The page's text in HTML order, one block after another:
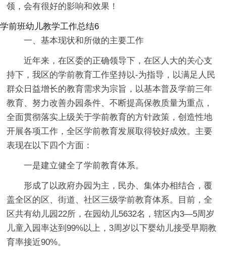
领，会有很好的影响和效果！
学前班幼儿教学工作总结6
一、基本现状和所做的主要工作
近年来，在区委的正确领导下，在区人大的关心支
持下，我区的学前教育工作坚持以-为指导，以满足人民
群众日益增长的教育需求为宗旨，以基本普及学前三年
教育、努力改善办园条件、不断提高保教质量为重点，
全面贯彻落实上级关于学前教育的方针政策，创造性地
开展各项工作，全区学前教育发展取得较好成效。主要
表现在以下四个方面：
一是建立健全了学前教育体系。
形成了以政府办园为主，民办、集体办相结合，覆
盖全区的区、街道、社区三级学前教育体系。目前，全
区共有幼儿园22所，在园幼儿5632名，辖区内3—5周岁
儿童入园率达到99%以上，3周岁以下婴幼儿接受早期教
育率接近90%。